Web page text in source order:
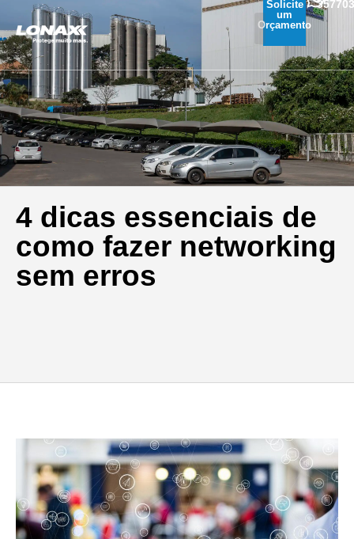
Solicite
um
Orçamento
4 dicas essenciais de
como fazer networking
sem erros